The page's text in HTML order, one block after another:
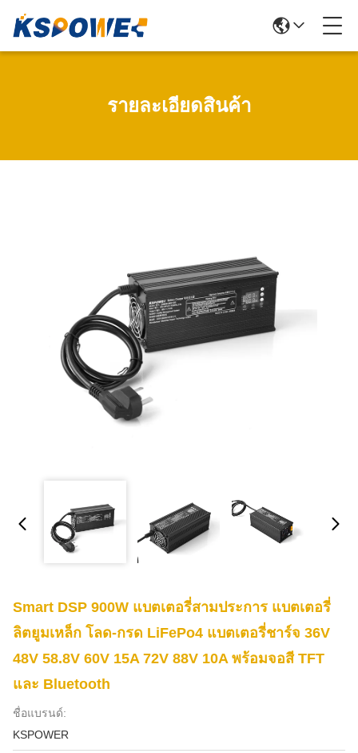
รายละเอียดสินค้า
Smart DSP 900W แบตเตอรี่สามประการ แบตเตอรี่
ลิตยูมเหล็ก โลด-กรด LiFePo4 แบตเตอรี่ชาร์จ 36V
48V 58.8V 60V 15A 72V 88V 10A พร้อมจอสี TFT
และ Bluetooth
ชื่อแบรนด์:
KSPOWER